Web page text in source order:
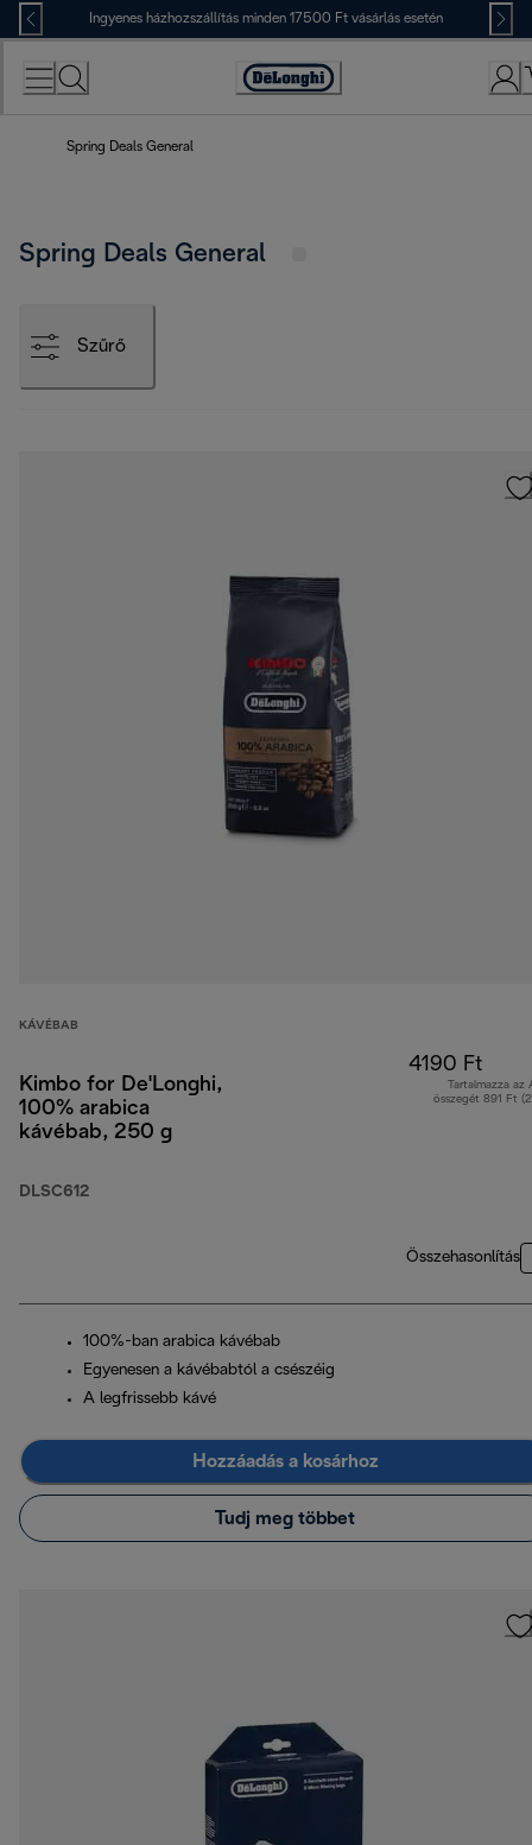
Skip
to
Content
Ingyenes házhozszállítás minden 17500 Ft vásárlás esetén
Accessibility
Spring Deals General
Spring Deals General
Szűrő
KÁVÉBAB
Kimbo for De'Longhi,
100% arabica
kávébab, 250 g
DLSC612
4190 Ft
Tartalmazza az
összegét 891 Ft
Összehasonlítás
100%-ban arabica kávébab
Egyenesen a kávébabtól a csészéig
A legfrissebb kávé
Hozzáadás a kosárhoz
Tudj meg többet